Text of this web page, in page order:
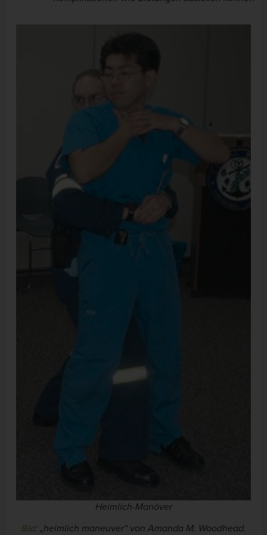
Heimlich-Manöver
Bild: „heimlich maneuver“ von Amanda M. Woodhead.